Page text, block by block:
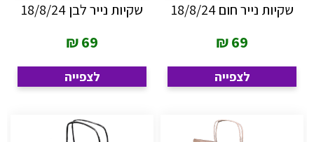
שקיות נייר חום 18/8/24
69
₪
לצפייה
שקיות נייר לבן 18/8/24
69
₪
לצפייה